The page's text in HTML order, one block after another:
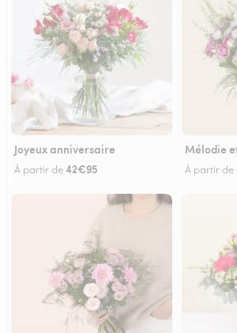
Joyeux anniversaire
À partir de42€95
Mélodie
À partir de